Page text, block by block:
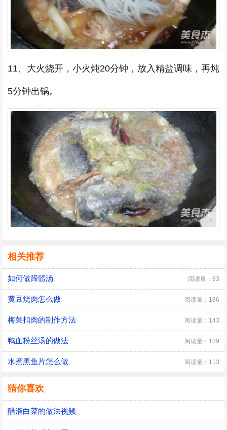
11、大火烧开，小火炖20分钟，放入精盐调味，再炖
5分钟出锅。
相关推荐
如何做蹄髈汤 阅读量：83
黄豆烧肉怎么做 阅读量：186
梅菜扣肉的制作方法 阅读量：143
鸭血粉丝汤的做法 阅读量：139
水煮黑鱼片怎么做 阅读量：113
猜你喜欢
醋溜白菜的做法视频